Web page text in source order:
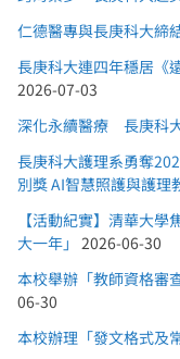
仁德醫專與長庚科大
長庚科大連四年穩居《
2026-07-03
深化永續醫療 長庚科
長庚科大護理系勇奪
別獎 AI智慧照護與護理
【活動紀實】清華大
大一年」 2026-06-30
本校舉辦「教師資格審
06-30
本校辦理「發文格式及